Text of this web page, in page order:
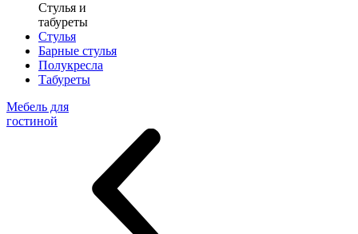
Стулья и
табуреты
Стулья
Барные стулья
Полукресла
Табуреты
Мебель для
гостиной